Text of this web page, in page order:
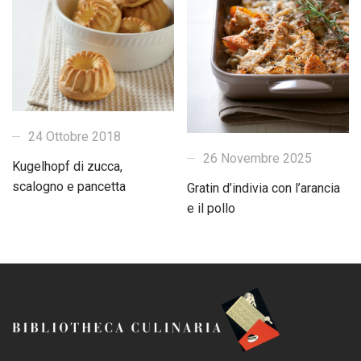
24 Ottobre 2018
Kugelhopf di zucca,
scalogno e pancetta
26 Novembre 2025
Gratin d’indivia con l’arancia
e il pollo